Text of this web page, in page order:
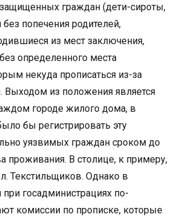
граждан (дети-сироты,
попечения родителей,
из мест заключения,
определенного места
некуда прописаться из-за
Выходом из положения является
городе жилого дома, в
бы регистрировать эту
уязвимых граждан сроком до
проживания. В столице, к примеру,
Текстильщиков. Однако в
госадминистрациях по-
комиссии по прописке, которые